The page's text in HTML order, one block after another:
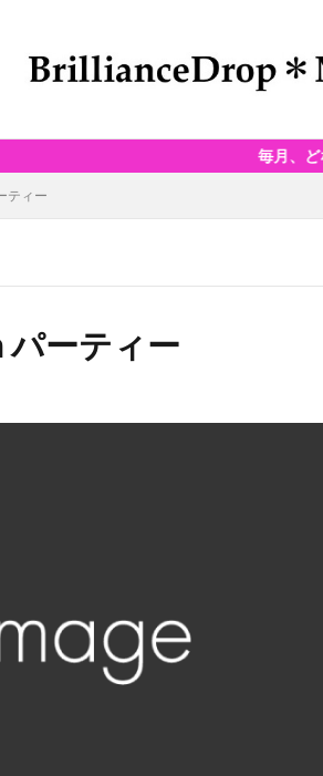
毎月、どなたでもご参
ティー
パーティー